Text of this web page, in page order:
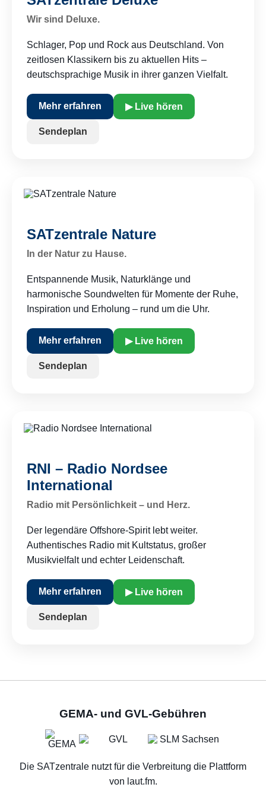
Wir sind Deluxe.
Schlager, Pop und Rock aus Deutschland. Von
zeitlosen Klassikern bis zu aktuellen Hits –
deutschsprachige Musik in ihrer ganzen Vielfalt.
Mehr erfahren ▶ Live hören
Sendeplan
SATzentrale Nature
In der Natur zu Hause.
Entspannende Musik, Naturklänge und
harmonische Soundwelten für Momente der Ruhe,
Inspiration und Erholung – rund um die Uhr.
Mehr erfahren ▶ Live hören
Sendeplan
RNI – Radio Nordsee
International
Radio mit Persönlichkeit – und Herz.
Der legendäre Offshore-Spirit lebt weiter.
Authentisches Radio mit Kultstatus, großer
Musikvielfalt und echter Leidenschaft.
Mehr erfahren ▶ Live hören
Sendeplan
GEMA- und GVL-Gebühren
Die SATzentrale nutzt für die Verbreitung die Plattform
von laut.fm.